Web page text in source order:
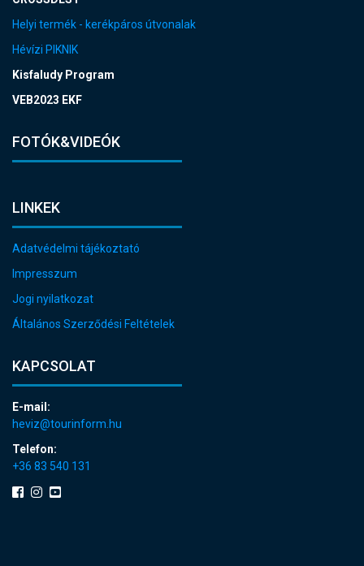
Helyi termék - kerékpáros útvonalak
Hévízi PIKNIK
Kisfaludy Program
VEB2023 EKF
FOTÓK&VIDEÓK
LINKEK
Adatvédelmi tájékoztató
Impresszum
Jogi nyilatkozat
Általános Szerződési Feltételek
KAPCSOLAT
E-mail:
heviz@tourinform.hu
Telefon:
+36 83 540 131